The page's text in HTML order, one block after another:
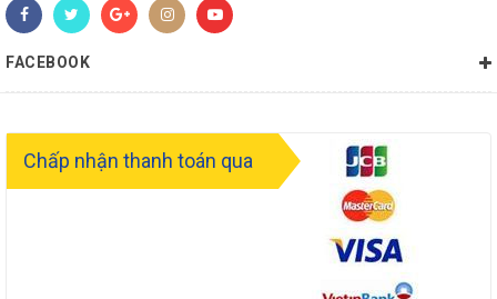
FACEBOOK
Chấp nhận thanh toán qua